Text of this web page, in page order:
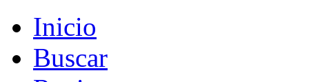
Inicio
Buscar